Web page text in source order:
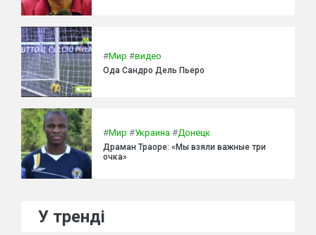
#Мир #видео
Ода Сандро Дель Пьеро
#Мир #Украина #Донецк
Драман Траоре: «Мы взяли важные три
очка»
У тренді